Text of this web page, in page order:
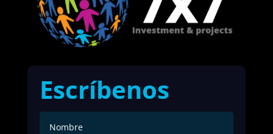
Escríbenos